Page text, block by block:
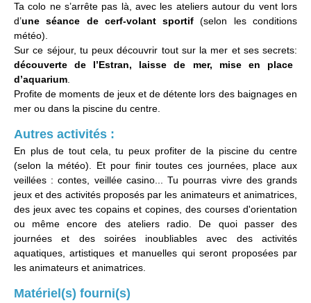
Ta colo ne s’arrête pas là, avec les ateliers autour du vent lors
d’une séance de cerf-volant sportif (selon les conditions
météo).
Sur ce séjour, tu peux découvrir tout sur la mer et ses secrets:
découverte de l’Estran, laisse de mer, mise en place
d’aquarium.
Profite de moments de jeux et de détente lors des baignages en
mer ou dans la piscine du centre.
Autres activités :
En plus de tout cela, tu peux profiter de la piscine du centre
(selon la météo). Et pour finir toutes ces journées, place aux
veillées : contes, veillée casino... Tu pourras vivre des grands
jeux et des activités proposés par les animateurs et animatrices,
des jeux avec tes copains et copines, des courses d'orientation
ou même encore des ateliers radio. De quoi passer des
journées et des soirées inoubliables avec des activités
aquatiques, artistiques et manuelles qui seront proposées par
les animateurs et animatrices.
Matériel(s) fourni(s)